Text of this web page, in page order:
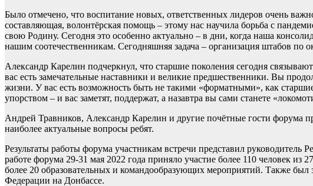
Было отмечено, что воспитание новых, ответственных лидеров очень
составляющая, волонтёрская помощь – этому нас научила борьба с
свою Родину. Сегодня это особенно актуально – в дни, когда наша
нашим соотечественникам. Сегодняшняя задача – организация штабов
Александр Карелин подчеркнул, что старшие поколения сегодня
вас есть замечательные наставники и великие предшественники. Вы
жизни. У вас есть возможность быть не такими «форматными», как
упорством – и вас заметят, поддержат, а назавтра вы сами станете
Андрей Травников, Александр Карелин и другие почётные гости форума
наиболее актуальные вопросы ребят.
Результаты работы форума участникам встречи представил
работе форума 29-31 мая 2022 года приняло участие более 110 человек
более 20 образовательных и командообразующих мероприятий. Также
Федерации на Донбассе.